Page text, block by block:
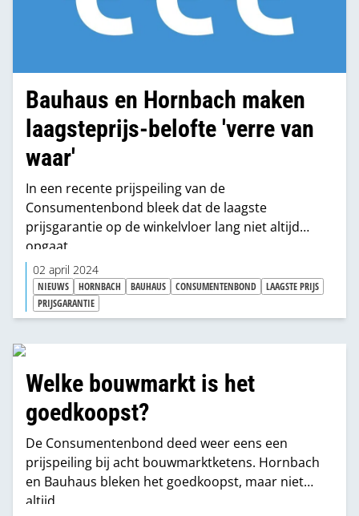
Bauhaus en Hornbach maken
laagsteprijs-belofte 'verre van
waar'
In een recente prijspeiling van de
Consumentenbond bleek dat de laagste
prijsgarantie op de winkelvloer lang niet altijd
opgaat.
02 april 2024
NIEUWS HORNBACH BAUHAUS CONSUMENTENBOND
LAAGSTE PRIJS
PRIJSGARANTIE
Welke bouwmarkt is het
goedkoopst?
De Consumentenbond deed weer eens een
prijspeiling bij acht bouwmarktketens. Hornbach
en Bauhaus bleken het goedkoopst, maar niet
altijd.